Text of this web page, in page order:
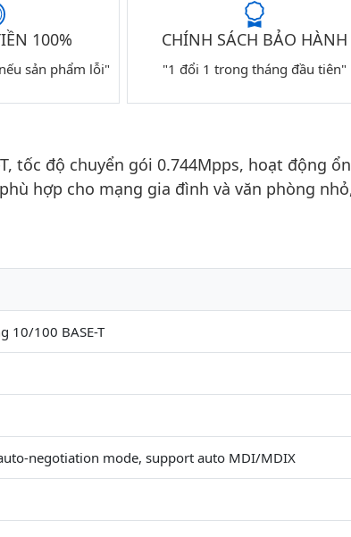
100%
sản phẩm lỗi"
CHÍNH SÁCH BẢO HÀNH
"1 đổi 1 trong tháng đầu tiên"
tốc độ chuyển gói 0.744Mpps, hoạt động ổn
hợp cho mạng gia đình và văn phòng
10/100 BASE-T
negotiation mode, support auto MDI/MDIX